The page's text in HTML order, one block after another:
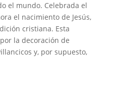
el mundo. Celebrada el
el nacimiento de Jesús,
cristiana. Esta
la decoración de
y, por supuesto,